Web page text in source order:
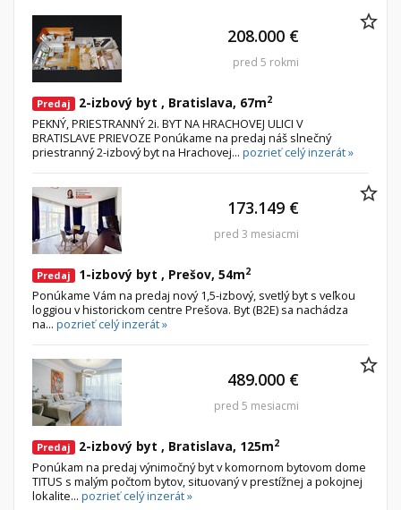
Predaj 2-izbový byt , Bratislava, 67m2
PEKNÝ, PRIESTRANNÝ 2i. BYT NA HRACHOVEJ ULICI V
BRATISLAVE PRIEVOZE Ponúkame na predaj náš slnečný
priestranný 2-izbový byt na Hrachovej... pozrieť celý inzerát »
208.000 €
pred 5 rokmi
Predaj 1-izbový byt , Prešov, 54m2
Ponúkame Vám na predaj nový 1,5-izbový, svetlý byt s veľkou
loggiou v historickom centre Prešova. Byt (B2E) sa nachádza
na... pozrieť celý inzerát »
173.149 €
pred 3 mesiacmi
Predaj 2-izbový byt , Bratislava, 125m2
Ponúkam na predaj výnimočný byt v komornom bytovom dome
TITUS s malým počtom bytov, situovaný v prestížnej a pokojnej
lokalite... pozrieť celý inzerát »
489.000 €
pred 5 mesiacmi